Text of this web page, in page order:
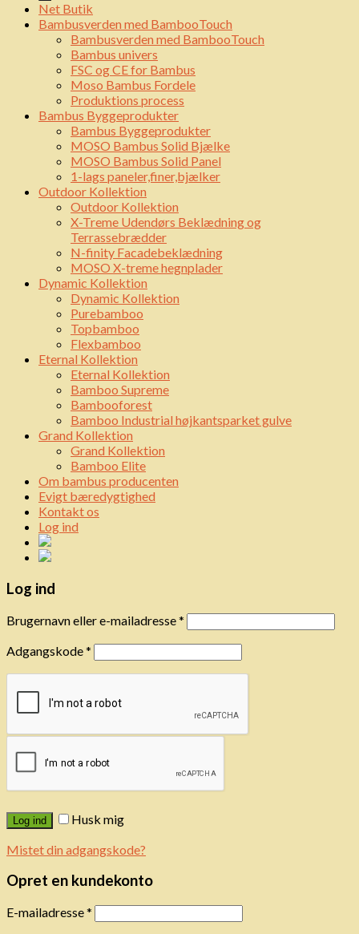
Net Butik
Bambusverden med BambooTouch
Bambusverden med BambooTouch
Bambus univers
FSC og CE for Bambus
Moso Bambus Fordele
Produktions process
Bambus Byggeprodukter
Bambus Byggeprodukter
MOSO Bambus Solid Bjælke
MOSO Bambus Solid Panel
1-lags paneler,finer,bjælker
Outdoor Kollektion
Outdoor Kollektion
X-Treme Udendørs Beklædning og
Terrassebrædder
N-finity Facadebeklædning
MOSO X-treme hegnplader
Dynamic Kollektion
Dynamic Kollektion
Purebamboo
Topbamboo
Flexbamboo
Eternal Kollektion
Eternal Kollektion
Bamboo Supreme
Bambooforest
Bamboo Industrial højkantsparket gulve
Grand Kollektion
Grand Kollektion
Bamboo Elite
Om bambus producenten
Evigt bæredygtighed
Kontakt os
Log ind
Log ind
Brugernavn eller e-mailadresse*
Adgangskode*
Log ind
Husk mig
Mistet din adgangskode?
Opret en kundekonto
E-mailadresse*